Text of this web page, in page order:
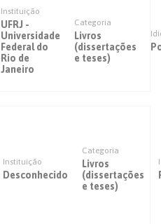
Instituição
UFRJ -
Universidade
Federal do
Rio de
Janeiro
Categoria
Livros
(dissertações
e teses)
Instituição
Desconhecido
Categoria
Livros
(dissertações
e teses)